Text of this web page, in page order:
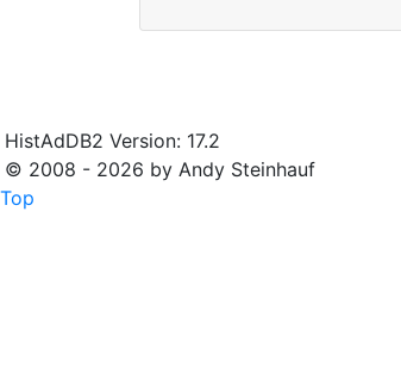
HistAdDB2 Version: 17.2
© 2008 - 2026 by Andy Steinhauf
Top